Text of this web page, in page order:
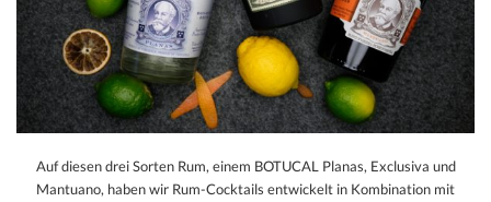
Auf diesen drei Sorten Rum, einem BOTUCAL Planas, Exclusiva und
Mantuano, haben wir Rum-Cocktails entwickelt in Kombination mit